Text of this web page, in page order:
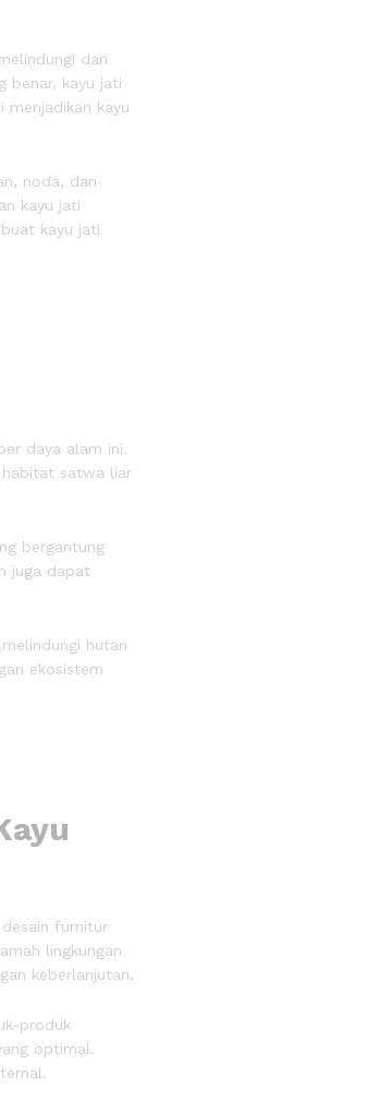
dan
benar, kayu jati
menjadikan kayu
noda, dan
kayu jati
kayu jati
daya alam ini.
habitat satwa liar
bergantung
juga dapat
hutan
ekosistem
furnitur
lingkungan
keberlanjutan.
produk
optimal.